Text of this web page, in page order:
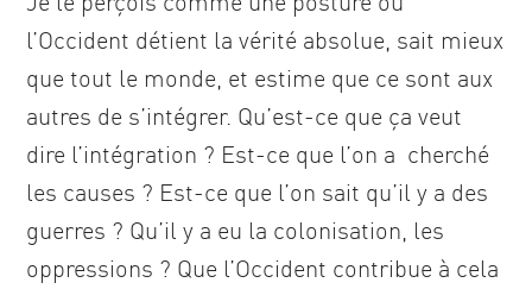
l’Occident détient la vérité absolue, sait mieux
que tout le monde, et estime que ce sont aux
autres de s’intégrer. Qu’est-ce que ça veut
dire l’intégration ? Est-ce que l’on a cherché
les causes ? Est-ce que l’on sait qu’il y a des
guerres ? Qu’il y a eu la colonisation, les
oppressions ? Que l’Occident contribue à cela